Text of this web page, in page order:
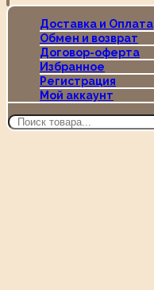
Доставка и Оплата
Обмен и возврат
Договор-оферта
Избранное
Регистрация
Мой аккаунт